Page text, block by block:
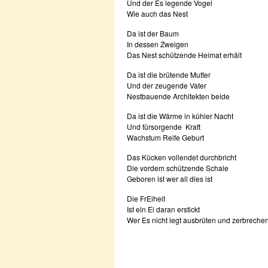
Und der Es legende Vogel
Wie auch das Nest
Da ist der Baum
In dessen Zweigen
Das Nest schützende Heimat erhält
Da ist die brütende Mutter
Und der zeugende Vater
Nestbauende Architekten beide
Da ist die Wärme in kühler Nacht
Und fürsorgende Kraft
Wachstum Reife Geburt
Das Kücken vollendet durchbricht
Die vordem schützende Schale
Geboren ist wer all dies ist
Die FrEiheit
Ist ein Ei daran erstickt
Wer Es nicht legt ausbrüten und